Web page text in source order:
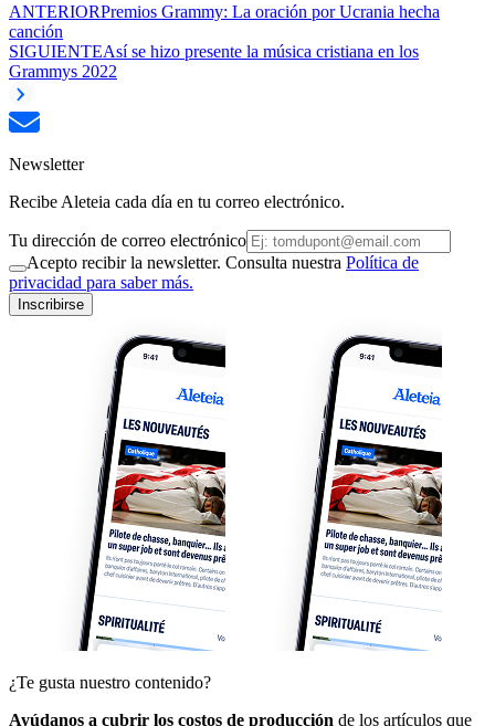
ANTERIORPremios Grammy: La oración por Ucrania hecha
canción
SIGUIENTEAsí se hizo presente la música cristiana en los
Grammys 2022
Newsletter
Recibe Aleteia cada día en tu correo electrónico.
Tu dirección de correo electrónico
Acepto recibir la newsletter. Consulta nuestra Política de
privacidad para saber más.
Inscribirse
¿Te gusta nuestro contenido?
Ayúdanos a cubrir los costos de producción de los artículos que